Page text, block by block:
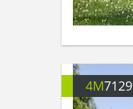
4M7129